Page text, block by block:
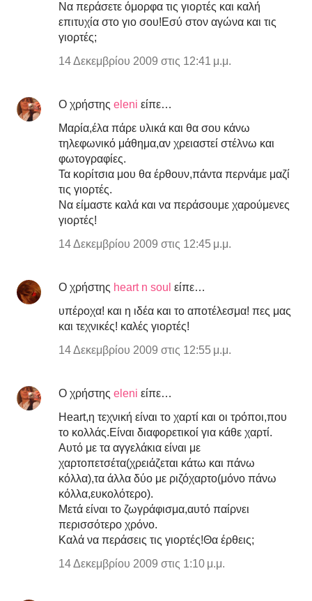
Να περάσετε όμορφα τις γιορτές και καλή
επιτυχία στο γιο σου!Εσύ στον αγώνα και τις
γιορτές;
14 Δεκεμβρίου 2009 στις 12:41 μ.μ.
Ο χρήστης eleni είπε…
Mαρία,έλα πάρε υλικά και θα σου κάνω
τηλεφωνικό μάθημα,αν χρειαστεί στέλνω και
φωτογραφίες.
Τα κορίτσια μου θα έρθουν,πάντα περνάμε μαζί
τις γιορτές.
Να είμαστε καλά και να περάσουμε χαρούμενες
γιορτές!
14 Δεκεμβρίου 2009 στις 12:45 μ.μ.
Ο χρήστης heart n soul είπε…
υπέροχα! και η ιδέα και το αποτέλεσμα! πες μας
και τεχνικές! καλές γιορτές!
14 Δεκεμβρίου 2009 στις 12:55 μ.μ.
Ο χρήστης eleni είπε…
Heart,η τεχνική είναι το χαρτί και οι τρόποι,που
το κολλάς.Είναι διαφορετικοί για κάθε χαρτί.
Αυτό με τα αγγελάκια είναι με
χαρτοπετσέτα(χρειάζεται κάτω και πάνω
κόλλα),τα άλλα δύο με ριζόχαρτο(μόνο πάνω
κόλλα,ευκολότερο).
Μετά είναι το ζωγράφισμα,αυτό παίρνει
περισσότερο χρόνο.
Καλά να περάσεις τις γιορτές!Θα έρθεις;
14 Δεκεμβρίου 2009 στις 1:10 μ.μ.